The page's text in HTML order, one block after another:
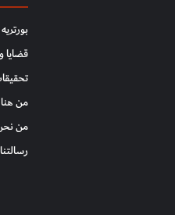
بورتريه
قضايا
من
من
رسالتنا